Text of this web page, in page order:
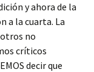
y ahora de la
a la cuarta. La
no
críticos
decir que